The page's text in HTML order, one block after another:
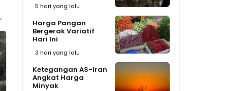
5 hari yang lalu
Harga Pangan
Bergerak Variatif
Hari Ini
3 hari yang lalu
Ketegangan AS-Iran
Angkat Harga
Minyak